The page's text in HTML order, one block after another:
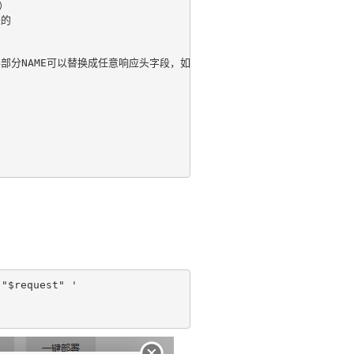
NAME可以替换成任意响应头字段，如需要设置响应头Content-
"$request" '